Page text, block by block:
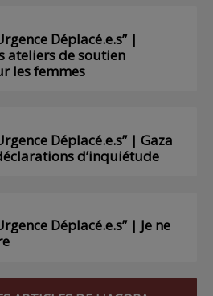
Déplacé.e.s” |
ateliers de soutien
les femmes
Déplacé.e.s” | Gaza
d’inquiétude
Déplacé.e.s” | Je ne